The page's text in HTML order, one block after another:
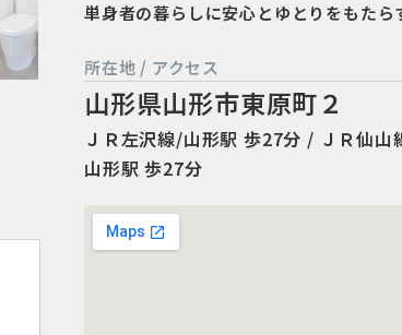
単身者の暮らしに安心とゆとりをもた
所在地 / アクセス
山形県山形市東原町２
ＪＲ左沢線/山形駅 歩27分 / ＪＲ仙
山形駅 歩27分